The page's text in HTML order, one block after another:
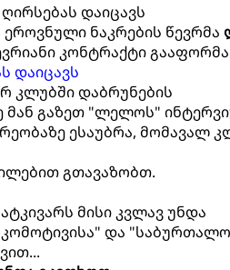
დაიცავს
ნაკრების წევრმა
კონტრაქტი
დაიცავს
კლუბში დაბრუნების
მან გაზეთ "ლელოს"
ესაუბრა, მომავალ
გთავაზობთ.
მისი კვლავ უნდა
და